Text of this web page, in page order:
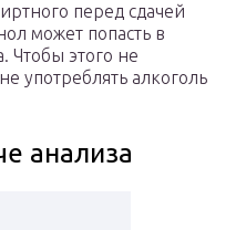
перед сдачей
может попасть в
Чтобы этого не
употреблять алкоголь
анализа